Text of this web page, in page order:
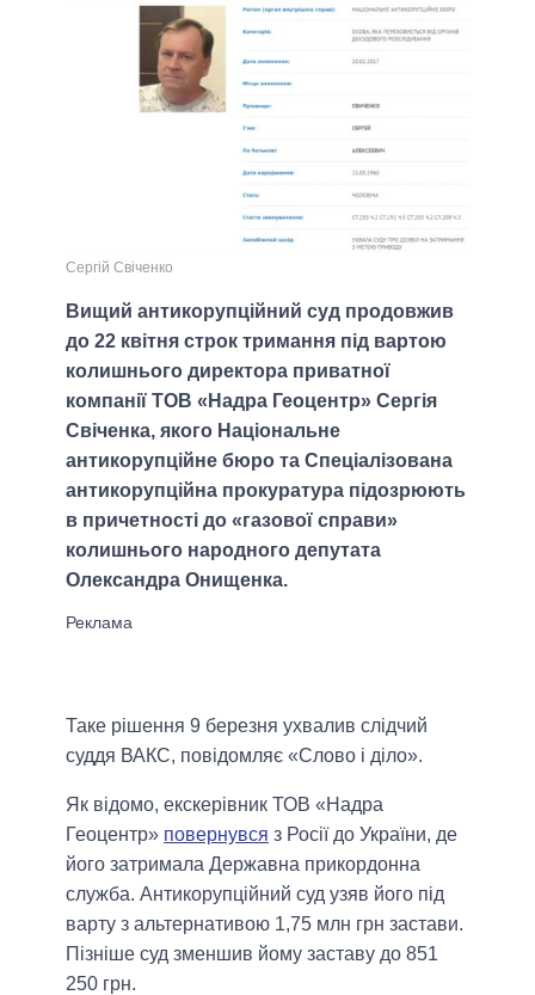
Сергій Свіченко
Вищий антикорупційний суд продовжив
до 22 квітня строк тримання під вартою
колишнього директора приватної
компанії ТОВ «Надра Геоцентр» Сергія
Свіченка, якого Національне
антикорупційне бюро та Спеціалізована
антикорупційна прокуратура підозрюють
в причетності до «газової справи»
колишнього народного депутата
Олександра Онищенка.
Таке рішення 9 березня ухвалив слідчий
суддя ВАКС, повідомляє «Слово і діло».
Як відомо, екскерівник ТОВ «Надра
Геоцентр» повернувся з Росії до України, де
його затримала Державна прикордонна
служба. Антикорупційний суд узяв його під
варту з альтернативою 1,75 млн грн застави.
Пізніше суд зменшив йому заставу до 851
250 грн.